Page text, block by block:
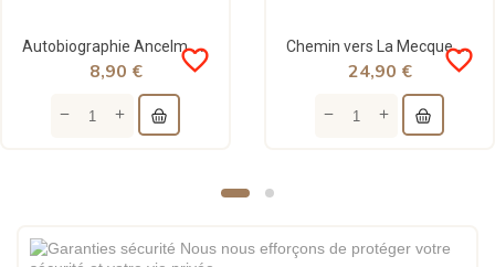
Autobiographie Ancelm Turmeda - De Majorque à Tunis, du christianisme à l'islam - Éditions Héritage
favorite_border
8,90 €
Chemin vers La Mecque - Muhammad Asad - Héritage
favorite_border
24,90 €